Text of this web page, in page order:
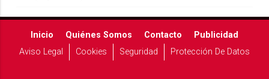
Inicio Quiénes Somos Contacto
Publicidad
Aviso Legal
Cookies Seguridad Protección De Datos